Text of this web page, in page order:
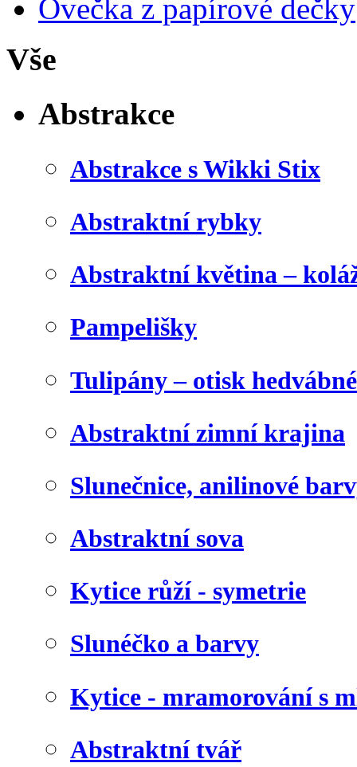
Ovečka z papírové dečky
Vše
Abstrakce
Abstrakce s Wikki Stix
Abstraktní rybky
Abstraktní květina –
Pampelišky
Tulipány – otisk
Abstraktní zimní krajina
Slunečnice, anilinové
Abstraktní sova
Kytice růží - symetrie
Slunéčko a barvy
Kytice - mramorování s
Abstraktní tvář